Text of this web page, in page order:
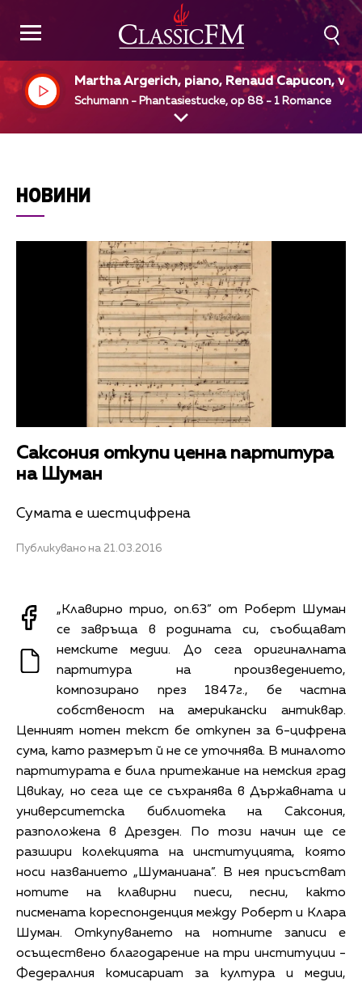
Martha Argerich, piano, Renaud Capucon,
n, Gautier Capucon, cello
Schumann - Phantasiestucke, op 88 - 1 Romance
НОВИНИ
Саксония откупи ценна партитура
на Шуман
Сумата е шестцифрена
Публикувано на 21.03.2016
„Клавирно трио, оп.63” от Робeрт Шуман
се завръща в родината си, съобщават
немските медии. До сега оригиналната
партитура на произведението,
композирано през 1847г., бе частна
собственост на американски антиквар.
Ценният нотен текст бе откупен за 6-цифрена
сума, като размерът й не се уточнява. В миналото
партитурата е била притежание на немския град
Цвикау, но сега ще се съхранява в Държавната и
университетска библиотека на Саксония,
разположена в Дрезден. По този начин ще се
разшири колекцията на институцията, която
носи названието „Шуманиана”. В нея присъстват
нотите на клавирни пиеси, песни, както
писмената кореспонденция между Робeрт и Клара
Шуман. Откупуването на нотните записи е
осъществено благодарение на три институции -
Федералния комисариат за култура и медии,